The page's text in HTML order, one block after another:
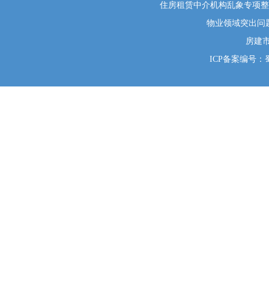
住房租赁中介机构乱象专项
物业领域突出问
房建
ICP备案编号：